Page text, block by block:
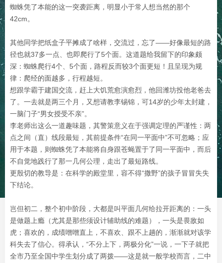
蜘蛛凭了本能的这一突袭距离，明显小于常人想当然的那个
42cm。
其他同学把纸盒子平摊成了啥样，交流过，忘了——好像最短的路
径也就37多一点、也即爬行了5个面。这道题给我留下的印象颇
深：蜘蛛爬行4个、5个面，路程反而较3个面更短！且呈现为规
律：爬经的面越多，行程越短。
想跟学霸于建国交流，赶上大饥荒愈演愈烈，他回潍坊投他老爸去
了。一去就是两三个月，又想请教李锡锦，可14岁的少年太封建，
一脑门子“男女授受不亲”。
李老师出这么一道趣味题，其警策意义在于强调定理的严谨性：两
点之间（直）线段最短，其前提条件“在同一平面中”不可忽略；应
用于本题，则蜘蛛凭了本能将自身跟苍蝇置于了同一平面中，而后
不自觉地践行了那一几何公理，走出了最短路线。
更殷切的教导是：在科学的殿堂里，容不得“撒野”的孩子冒冒失失
下结论。
岂但初二，整个初中阶段，大都是叫平面几何给拉开距离的：一头
是做题上瘾（尤其是那些须设计辅助线的难题），一头是畏敌如
虎；喜欢的，成绩噌噌直上，不喜欢、跟不上趟的，渐渐就对该学
科失去了信心。得承认，“不分上下，两极分化”一说，一下子就把
全市乃至全国中学生划分成了两拨——这是就一般学校而言，二中